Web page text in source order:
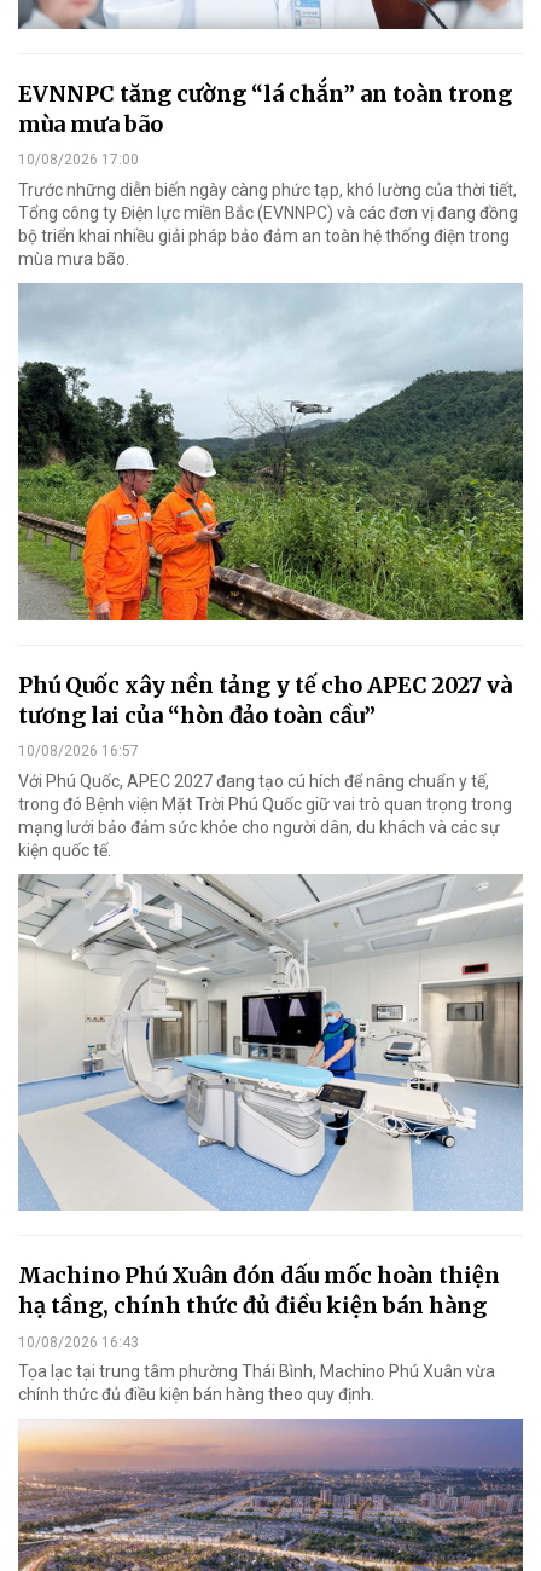
EVNNPC tăng cường “lá chắn” an toàn trong
mùa mưa bão
10/08/2026 17:00
Trước những diễn biến ngày càng phức tạp, khó lường của thời tiết,
Tổng công ty Điện lực miền Bắc (EVNNPC) và các đơn vị đang đồng
bộ triển khai nhiều giải pháp bảo đảm an toàn hệ thống điện trong
mùa mưa bão.
Phú Quốc xây nền tảng y tế cho APEC 2027 và
tương lai của “hòn đảo toàn cầu”
10/08/2026 16:57
Với Phú Quốc, APEC 2027 đang tạo cú hích để nâng chuẩn y tế,
trong đó Bệnh viện Mặt Trời Phú Quốc giữ vai trò quan trọng trong
mạng lưới bảo đảm sức khỏe cho người dân, du khách và các sự
kiện quốc tế.
Machino Phú Xuân đón dấu mốc hoàn thiện
hạ tầng, chính thức đủ điều kiện bán hàng
10/08/2026 16:43
Tọa lạc tại trung tâm phường Thái Bình, Machino Phú Xuân vừa
chính thức đủ điều kiện bán hàng theo quy định.